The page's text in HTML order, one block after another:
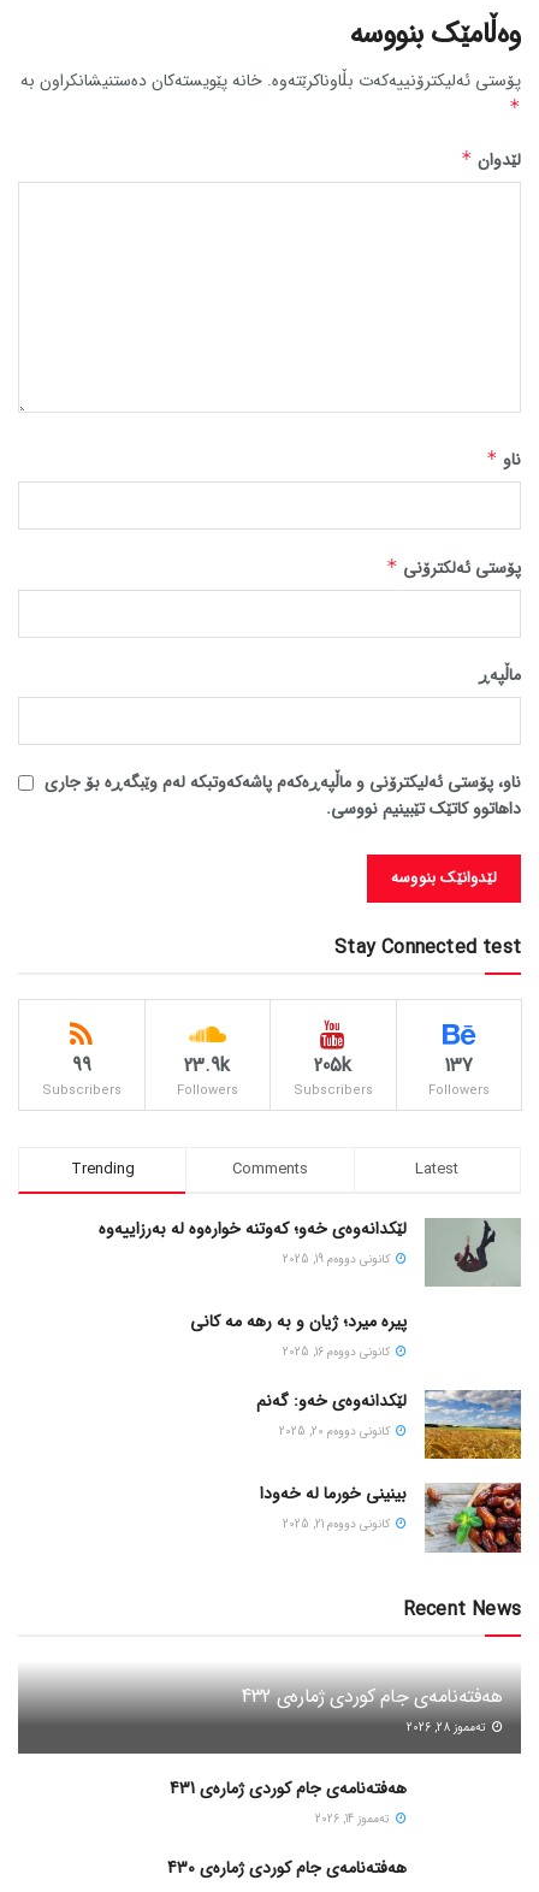
وەڵامێک بنووسە
پۆستی ئەلیکترۆنییەکەت بڵاوناکرێتەوە. خانە پێویستەکان دەستنیشانکراون بە
*
لێدوان *
ناو *
پۆستی ئەلکترۆنی *
ماڵپه‌ڕ
ناو، پۆستی ئەلیکترۆنی و ماڵپەڕەکەم پاشەکەوتبکە لەم وێبگەڕە بۆ جاری
داهاتوو کاتێک تێبینیم نووسی.
Stay Connected test
137
Followers
205k
Subscribers
23.9k
Followers
99
Subscribers
Trending Comments Latest
لێکدانەوەی خەو؛ کەوتنە خوارەوە لە بەرزاییەوە
كانونی دووه‌م 19, 2025
پیره میرد؛ ژیان و به رهه مه کانی
كانونی دووه‌م 16, 2025
لێکدانەوەی خەو: گەنم
كانونی دووه‌م 20, 2025
بینینی خورما لە خەودا
كانونی دووه‌م 21, 2025
Recent News
هەفتەنامەی جام کوردی ژمارەی 432
ته‌مموز 28, 2026
هەفتەنامەی جام کوردی ژمارەی 431
ته‌مموز 14, 2026
هەفتەنامەی جام کوردی ژمارەی 430